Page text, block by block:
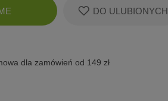
Zobacz
koszykDO ULUBIONYCH
dla zamówień od 149 zł